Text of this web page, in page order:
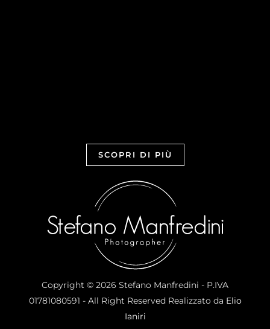
SCOPRI DI PIÙ
Copyright © 2026 Stefano Manfredini - P.IVA
01781080591 - All Right Reserved Realizzato da Elio
Ianiri